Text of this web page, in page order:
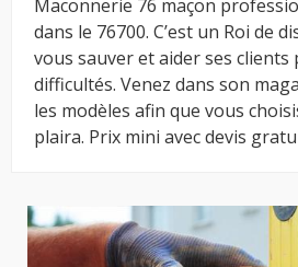
Maconnerie 76 maçon
dans le 76700. C’est un Roi de
vous sauver et aider ses
difficultés. Venez dans son
les modèles afin que vous
plaira. Prix mini avec devis